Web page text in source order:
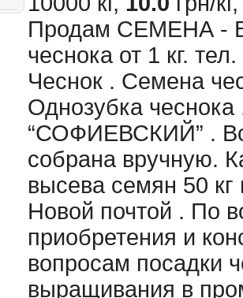
Продам CЕМЕНА -
чеснока от 1 кг.
Чеснок . Семена
Однозубка чеснока
“СОФИЕВСКИЙ” .
собрана вручную.
высева семян 50 кг
Новой почтой . По
приобретения и
вопросам посадки
выращивания в